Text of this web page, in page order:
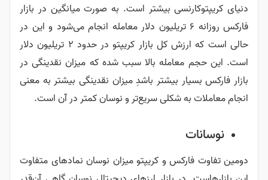
دنیای کریپتوکارنسی بیشتر است. به صورت میانگین در بازار
فارکس روزانه ۶ تریلیون دلار معامله انجام می‌شود و این در
حالی است که ارزش کل بازار کریپتو در حدود ۲ تریلیون دلار
است. این حجم معامله بالا سبب شده که میزان نقدینگی در
بازار فارکس بسیار بیشتر باشدِ میزان نقدینگی بیشتر به معنی
انجام معاملات به شکلی سریع‌تر و نوسان کمتر در آن است.
نوسانات
دومین تفاوت فارکس و کریپتو میزان نوسان نمادهای متفاوت